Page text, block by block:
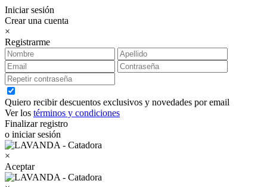
Iniciar sesión
Crear una cuenta
×
Registrarme
Quiero recibir descuentos exclusivos y novedades por email
Ver los términos y condiciones
Finalizar registro
o iniciar sesión
×
Aceptar